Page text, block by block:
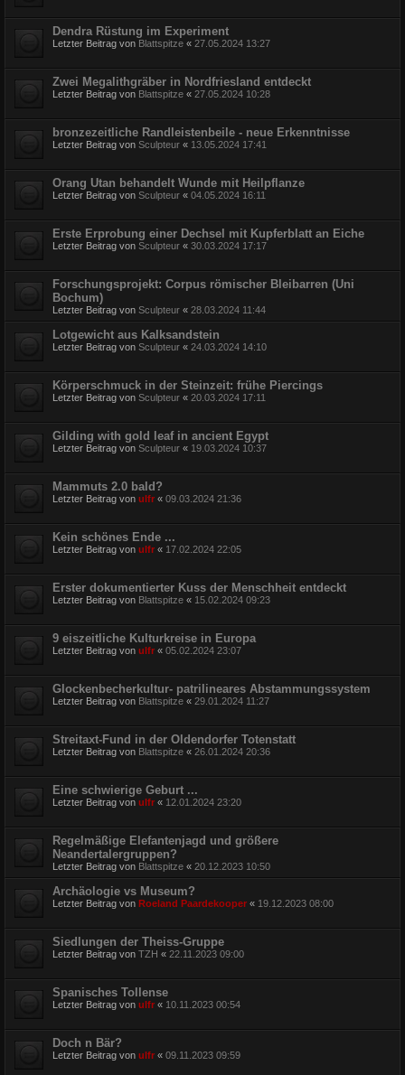
Dendra Rüstung im Experiment
Letzter Beitrag von Blattspitze « 27.05.2024 13:27
Zwei Megalithgräber in Nordfriesland entdeckt
Letzter Beitrag von Blattspitze « 27.05.2024 10:28
bronzezeitliche Randleistenbeile - neue Erkenntnisse
Letzter Beitrag von Sculpteur « 13.05.2024 17:41
Orang Utan behandelt Wunde mit Heilpflanze
Letzter Beitrag von Sculpteur « 04.05.2024 16:11
Erste Erprobung einer Dechsel mit Kupferblatt an Eiche
Letzter Beitrag von Sculpteur « 30.03.2024 17:17
Forschungsprojekt: Corpus römischer Bleibarren (Uni
Bochum)
Letzter Beitrag von Sculpteur « 28.03.2024 11:44
Lotgewicht aus Kalksandstein
Letzter Beitrag von Sculpteur « 24.03.2024 14:10
Körperschmuck in der Steinzeit: frühe Piercings
Letzter Beitrag von Sculpteur « 20.03.2024 17:11
Gilding with gold leaf in ancient Egypt
Letzter Beitrag von Sculpteur « 19.03.2024 10:37
Mammuts 2.0 bald?
Letzter Beitrag von ulfr « 09.03.2024 21:36
Kein schönes Ende ...
Letzter Beitrag von ulfr « 17.02.2024 22:05
Erster dokumentierter Kuss der Menschheit entdeckt
Letzter Beitrag von Blattspitze « 15.02.2024 09:23
9 eiszeitliche Kulturkreise in Europa
Letzter Beitrag von ulfr « 05.02.2024 23:07
Glockenbecherkultur- patrilineares Abstammungssystem
Letzter Beitrag von Blattspitze « 29.01.2024 11:27
Streitaxt-Fund in der Oldendorfer Totenstatt
Letzter Beitrag von Blattspitze « 26.01.2024 20:36
Eine schwierige Geburt ...
Letzter Beitrag von ulfr « 12.01.2024 23:20
Regelmäßige Elefantenjagd und größere
Neandertalergruppen?
Letzter Beitrag von Blattspitze « 20.12.2023 10:50
Archäologie vs Museum?
Letzter Beitrag von Roeland Paardekooper « 19.12.2023 08:00
Siedlungen der Theiss-Gruppe
Letzter Beitrag von TZH « 22.11.2023 09:00
Spanisches Tollense
Letzter Beitrag von ulfr « 10.11.2023 00:54
Doch n Bär?
Letzter Beitrag von ulfr « 09.11.2023 09:59